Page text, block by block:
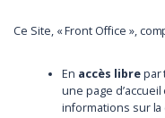
Ce Site, « Front Office »,
En accès librepar
une page
informations sur la